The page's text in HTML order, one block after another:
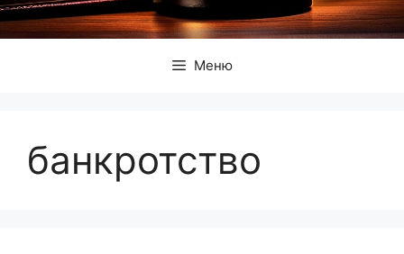
Меню
банкротство